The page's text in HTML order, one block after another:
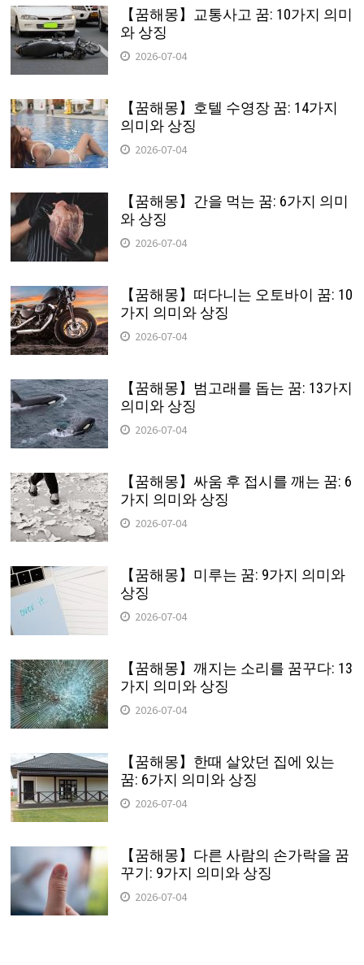
【꿈해몽】교통사고 꿈: 10가지 의미
와 상징
2026-07-04
【꿈해몽】호텔 수영장 꿈: 14가지
의미와 상징
2026-07-04
【꿈해몽】간을 먹는 꿈: 6가지 의미
와 상징
2026-07-04
【꿈해몽】떠다니는 오토바이 꿈: 10
가지 의미와 상징
2026-07-04
【꿈해몽】범고래를 돕는 꿈: 13가지
의미와 상징
2026-07-04
【꿈해몽】싸움 후 접시를 깨는 꿈: 6
가지 의미와 상징
2026-07-04
【꿈해몽】미루는 꿈: 9가지 의미와
상징
2026-07-04
【꿈해몽】깨지는 소리를 꿈꾸다: 13
가지 의미와 상징
2026-07-04
【꿈해몽】한때 살았던 집에 있는
꿈: 6가지 의미와 상징
2026-07-04
【꿈해몽】다른 사람의 손가락을 꿈
꾸기: 9가지 의미와 상징
2026-07-04